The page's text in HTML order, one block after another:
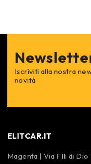
Iscriviti alla nostra
novità
ELITCAR.IT
Magenta | Via F.lli di Dio